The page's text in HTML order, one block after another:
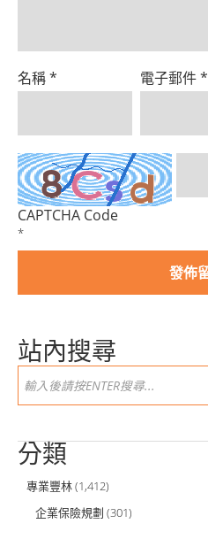
名稱* 電子郵件*
CAPTCHA Code
*
站內搜尋
分類
專業豐林(1,412)
企業保險規劃 (301)